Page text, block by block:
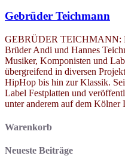
Gebrüder Teichmann
GEBRÜDER TEICHMANN:
Brüder Andi und Hannes
Musiker, Komponisten und
übergreifend in diversen
HipHop bis hin zur Klassik.
Label Festplatten und
unter anderem auf dem
Warenkorb
Neueste Beiträge